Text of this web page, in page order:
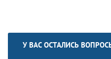
У ВАС ОСТАЛИСЬ